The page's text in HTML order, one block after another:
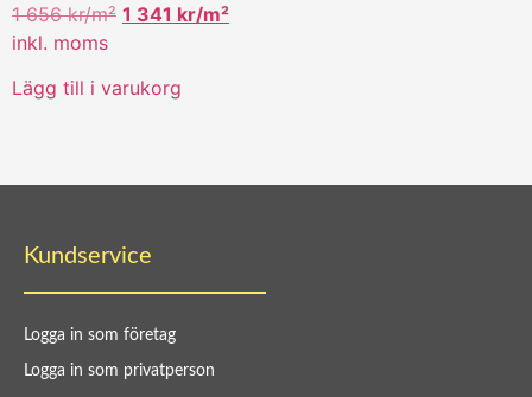
1 656kr/m² 1 341 kr/m²
inkl. moms
Lägg till i varukorg
Kundservice
Logga in som företag
Logga in som privatperson